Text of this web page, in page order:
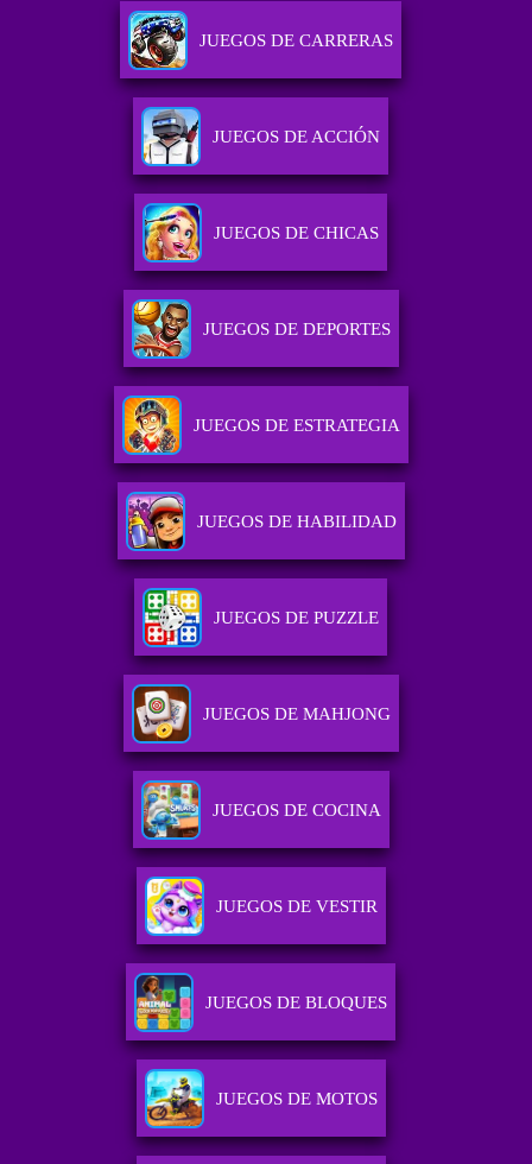
JUEGOS DE CARRERAS
JUEGOS DE ACCIÓN
JUEGOS DE CHICAS
JUEGOS DE DEPORTES
JUEGOS DE ESTRATEGIA
JUEGOS DE HABILIDAD
JUEGOS DE PUZZLE
JUEGOS DE MAHJONG
JUEGOS DE COCINA
JUEGOS DE VESTIR
JUEGOS DE BLOQUES
JUEGOS DE MOTOS